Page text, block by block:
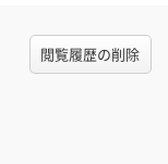
閲覧履歴の削除